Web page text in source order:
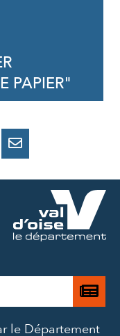
PAPIER"
PARTAGER
MAIL
Je
le Département